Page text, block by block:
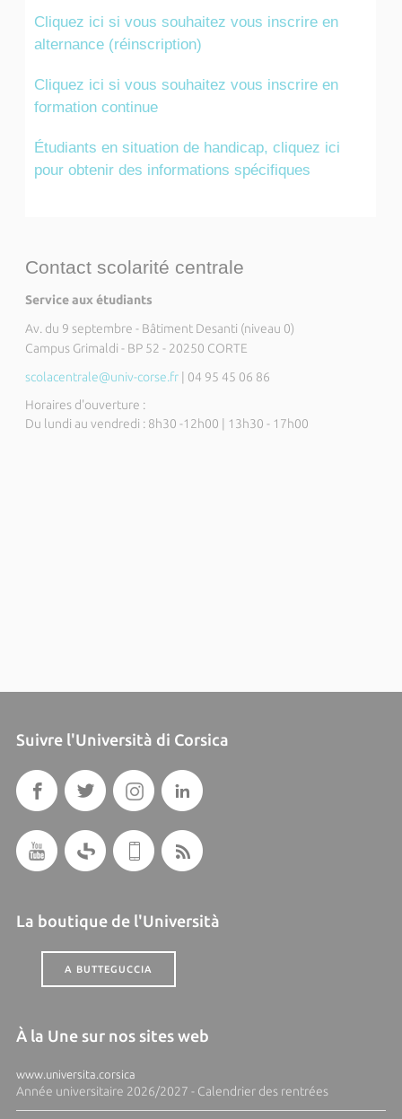
Cliquez ici si vous souhaitez vous inscrire en
alternance (réinscription)
Cliquez ici si vous souhaitez vous inscrire en
formation continue
Étudiants en situation de handicap, cliquez ici
pour obtenir des informations spécifiques
Contact scolarité centrale
Service aux étudiants
Av. du 9 septembre - Bâtiment Desanti (niveau 0)
Campus Grimaldi - BP 52 - 20250 CORTE
scolacentrale@univ-corse.fr
| 04 95 45 06 86
Horaires d'ouverture :
Du lundi au vendredi : 8h30 -12h00 | 13h30 - 17h00
Suivre l'Università di Corsica
La boutique de l'Università
A BUTTEGUCCIA
À la Une sur nos sites web
www.universita.corsica
Année universitaire 2026/2027 - Calendrier des rentrées